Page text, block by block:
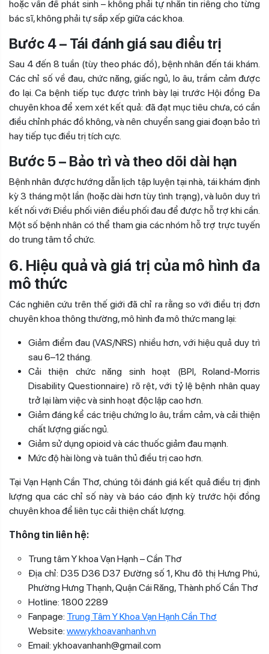
hoặc vấn đề phát sinh – không phải tự nhắn tin riêng cho từng
bác sĩ, không phải tự sắp xếp giữa các khoa.
Bước 4 – Tái đánh giá sau điều trị
Sau 4 đến 8 tuần (tùy theo phác đồ), bệnh nhân đến tái khám.
Các chỉ số về đau, chức năng, giấc ngủ, lo âu, trầm cảm được
đo lại. Ca bệnh tiếp tục được trình bày lại trước Hội đồng Đa
chuyên khoa để xem xét kết quả: đã đạt mục tiêu chưa, có cần
điều chỉnh phác đồ không, và nên chuyển sang giai đoạn bảo trì
hay tiếp tục điều trị tích cực.
Bước 5 – Bảo trì và theo dõi dài hạn
Bệnh nhân được hướng dẫn lịch tập luyện tại nhà, tái khám định
kỳ 3 tháng một lần (hoặc dài hơn tùy tình trạng), và luôn duy trì
kết nối với Điều phối viên điều phối đau để được hỗ trợ khi cần.
Một số bệnh nhân có thể tham gia các nhóm hỗ trợ trực tuyến
do trung tâm tổ chức.
6. Hiệu quả và giá trị của mô hình đa
mô thức
Các nghiên cứu trên thế giới đã chỉ ra rằng so với điều trị đơn
chuyên khoa thông thường, mô hình đa mô thức mang lại:
Giảm điểm đau (VAS/NRS) nhiều hơn, với hiệu quả duy trì
sau 6–12 tháng.
Cải thiện chức năng sinh hoạt (BPI, Roland-Morris
Disability Questionnaire) rõ rệt, với tỷ lệ bệnh nhân quay
trở lại làm việc và sinh hoạt độc lập cao hơn.
Giảm đáng kể các triệu chứng lo âu, trầm cảm, và cải thiện
chất lượng giấc ngủ.
Giảm sử dụng opioid và các thuốc giảm đau mạnh.
Mức độ hài lòng và tuân thủ điều trị cao hơn.
Tại Vạn Hạnh Cần Thơ, chúng tôi đánh giá kết quả điều trị định
lượng qua các chỉ số này và báo cáo định kỳ trước hội đồng
chuyên khoa để liên tục cải thiện chất lượng.
Thông tin liên hệ:
Trung tâm Y khoa Vạn Hạnh – Cần Thơ
Địa chỉ: D35 D36 D37 Đường số 1, Khu đô thị Hưng Phú,
Phường Hưng Thạnh, Quận Cái Răng, Thành phố Cần Thơ
Hotline: 1800 2289
Fanpage: Trung Tâm Y Khoa Vạn Hạnh Cần Thơ
Website: www.ykhoavanhanh.vn
Email: ykhoavanhanh@gmail.com